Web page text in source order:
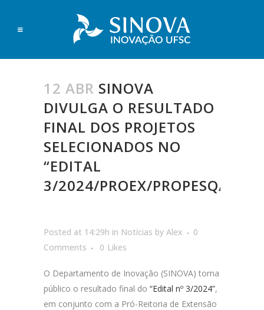
12 ABR SINOVA
DIVULGA O RESULTADO
FINAL DOS PROJETOS
SELECIONADOS NO
“EDITAL
3/2024/PROEX/PROPESQ/
Posted at 14:29h in Notícias by Alex
0
Comments
0 Likes
O Departamento de Inovação (SINOVA) torna
público o resultado final do “Edital nº 3/2024”,
em conjunto com a Pró-Reitoria de Extensão